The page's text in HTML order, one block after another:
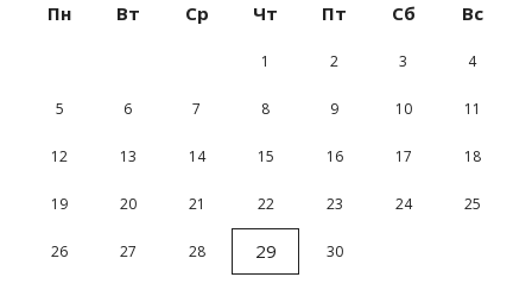
Пн Вт Ср Чт Пт Сб Вс
1 2 3 4
5 6 7 8 9 10 11
12 13 14 15 16 17 18
19 20 21 22 23 24 25
26 27 28 29 30